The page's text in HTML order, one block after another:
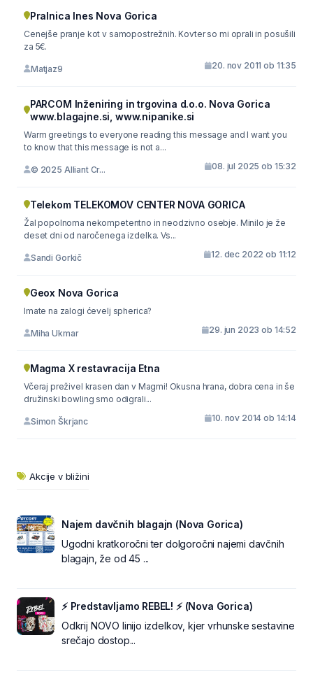
Pralnica Ines Nova Gorica
Cenejše pranje kot v samopostrežnih. Kovter so mi oprali in posušili
za 5€.
Matjaz9 20. nov 2011 ob 11:35
PARCOM Inženiring in trgovina d.o.o. Nova Gorica
www.blagajne.si, www.nipanike.si
Warm greetings to everyone reading this message and I want you
to know that this message is not a...
© 2025 Alliant Cr... 08. jul 2025 ob 15:32
Telekom TELEKOMOV CENTER NOVA GORICA
Žal popolnoma nekompetentno in neodzivno osebje. Minilo je že
deset dni od naročenega izdelka. Vs...
Sandi Gorkič 12. dec 2022 ob 11:12
Geox Nova Gorica
Imate na zalogi ćevelj spherica?
Miha Ukmar 29. jun 2023 ob 14:52
Magma X restavracija Etna
Včeraj preživel krasen dan v Magmi! Okusna hrana, dobra cena in še
družinski bowling smo odigrali...
Simon Škrjanc 10. nov 2014 ob 14:14
Akcije v bližini
Najem davčnih blagajn (Nova Gorica)
Ugodni kratkoročni ter dolgoročni najemi davčnih
blagajn, že od 45 ...
⚡ Predstavljamo REBEL! ⚡ (Nova Gorica)
Odkrij NOVO linijo izdelkov, kjer vrhunske sestavine
srečajo dostop...